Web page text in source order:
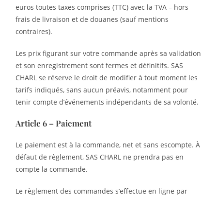
euros toutes taxes comprises (TTC) avec la TVA – hors
frais de livraison et de douanes (sauf mentions
contraires).
Les prix figurant sur votre commande après sa validation
et son enregistrement sont fermes et définitifs. SAS
CHARL se réserve le droit de modifier à tout moment les
tarifs indiqués, sans aucun préavis, notamment pour
tenir compte d’événements indépendants de sa volonté.
Article 6 – Paiement
Le paiement est à la commande, net et sans escompte. À
défaut de règlement, SAS CHARL ne prendra pas en
compte la commande.
Le règlement des commandes s’effectue en ligne par